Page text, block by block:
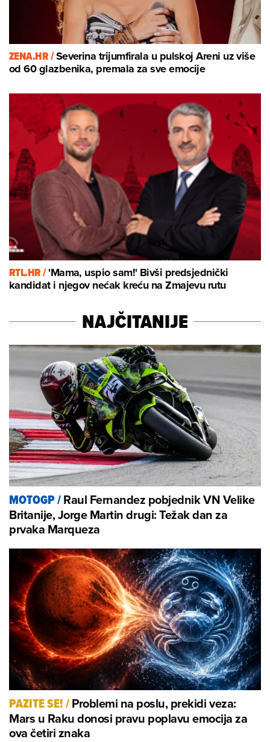
ZENA.HR /Severina trijumfirala u pulskoj Areni uz više
od 60 glazbenika, premala za sve emocije
RTL.HR /'Mama, uspio sam!' Bivši predsjednički
kandidat i njegov nećak kreću na Zmajevu rutu
NAJČITANIJE
MOTOGP/Raul Fernandez pobjednik VN Velike
Britanije, Jorge Martin drugi: Težak dan za
prvaka Marqueza
PAZITE SE!/Problemi na poslu, prekidi veza:
Mars u Raku donosi pravu poplavu emocija za
ova četiri znaka